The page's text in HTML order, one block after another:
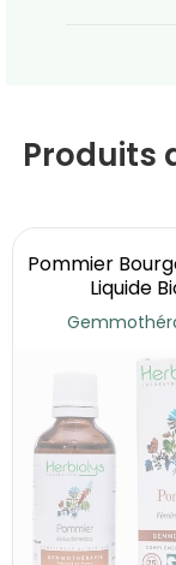
Produits
Pommier
Liquide